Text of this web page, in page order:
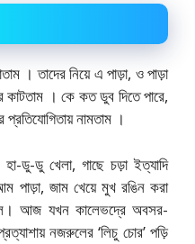
। তাদের নিয়ে এ পাড়া, ও পাড়া
কাটতাম । কে কত ডুব দিতে পারে,
নামতাম ।
ডু-ডু খেলা, গাছে চড়া ইত্যাদি
পাড়া, জাম খেয়ে মুখ রঙিন করা
আজ যখন কালেভদ্রে অবসর-
নজরুলের ‘লিচু চোর’ পড়ি